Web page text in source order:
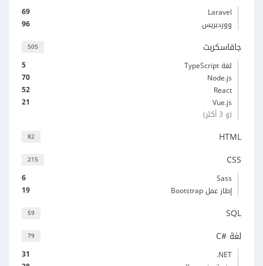
69
Laravel
96
ووردبريس
505 جافاسكربت
5
لغة TypeScript
70
Node.js
52
React
21
Vue.js
(و 3 أكثر)
82 HTML
215 CSS
6
Sass
19
إطار عمل Bootstrap
59 SQL
79 لغة C#‎
31
‎.NET